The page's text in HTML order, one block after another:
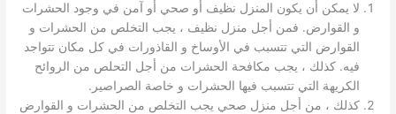
لا يمكن أن يكون المنزل نظيف أو صحي أو آمن في وجود الحشرات
و القوارض. فمن أجل منزل نظيف ، يجب التخلص من الحشرات و
القوارض التي تتسبب في الأوساخ و القاذورات في كل مكان تتواجد
فيه. كذلك ، يجب مكافحة الحشرات من أجل التحلص من الروائح
الكريهة التي تتسبب فيها الحشرات و خاصة الصراصير.
كذلك ، من أجل منزل صحي يجب التخلص من الحشرات و القوارض